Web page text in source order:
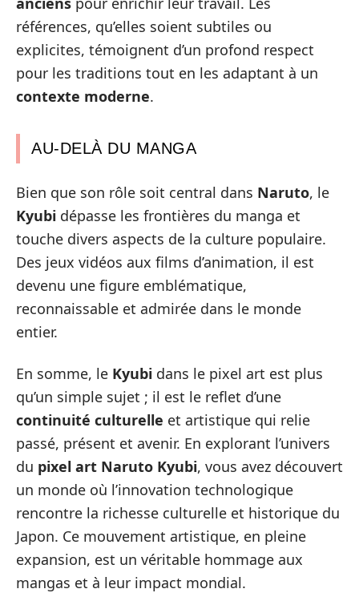
références, qu’elles soient subtiles ou
explicites, témoignent d’un profond respect
pour les traditions tout en les adaptant à un
contexte moderne.
AU-DELÀ DU MANGA
Bien que son rôle soit central dans Naruto, le
Kyubi dépasse les frontières du manga et
touche divers aspects de la culture populaire.
Des jeux vidéos aux films d’animation, il est
devenu une figure emblématique,
reconnaissable et admirée dans le monde
entier.
En somme, le Kyubi dans le pixel art est plus
qu’un simple sujet ; il est le reflet d’une
continuité culturelle et artistique qui relie
passé, présent et avenir. En explorant l’univers
du pixel art Naruto Kyubi, vous avez découvert
un monde où l’innovation technologique
rencontre la richesse culturelle et historique du
Japon. Ce mouvement artistique, en pleine
expansion, est un véritable hommage aux
mangas et à leur impact mondial.